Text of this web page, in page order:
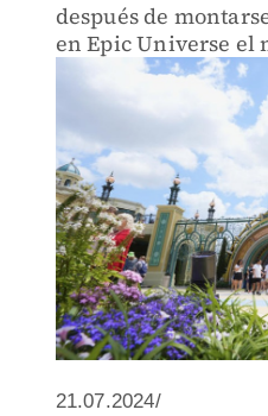
después de
en Epic Universe el
21.07.2024/